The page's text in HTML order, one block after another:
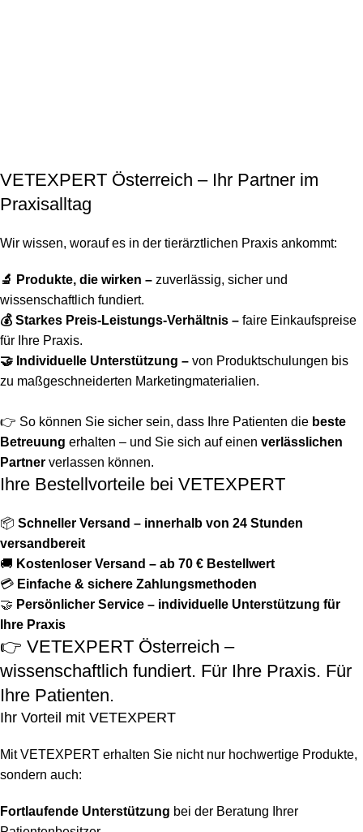
VETEXPERT Österreich – Ihr Partner im
Praxisalltag
Wir wissen, worauf es in der tierärztlichen Praxis ankommt:
🔬 Produkte, die wirken – zuverlässig, sicher und
wissenschaftlich fundiert.
💰 Starkes Preis-Leistungs-Verhältnis – faire Einkaufspreise
für Ihre Praxis.
🤝 Individuelle Unterstützung – von Produktschulungen bis
zu maßgeschneiderten Marketingmaterialien.
👉 So können Sie sicher sein, dass Ihre Patienten die beste
Betreuung erhalten – und Sie sich auf einen verlässlichen
Partner verlassen können.
Ihre Bestellvorteile bei VETEXPERT
📦 Schneller Versand – innerhalb von 24 Stunden
versandbereit
🚚 Kostenloser Versand – ab 70 € Bestellwert
💳 Einfache & sichere Zahlungsmethoden
🤝 Persönlicher Service – individuelle Unterstützung für
Ihre Praxis
👉 VETEXPERT Österreich –
wissenschaftlich fundiert. Für Ihre Praxis. Für
Ihre Patienten.
Ihr Vorteil mit VETEXPERT
Mit VETEXPERT erhalten Sie nicht nur hochwertige Produkte,
sondern auch:
Fortlaufende Unterstützung bei der Beratung Ihrer